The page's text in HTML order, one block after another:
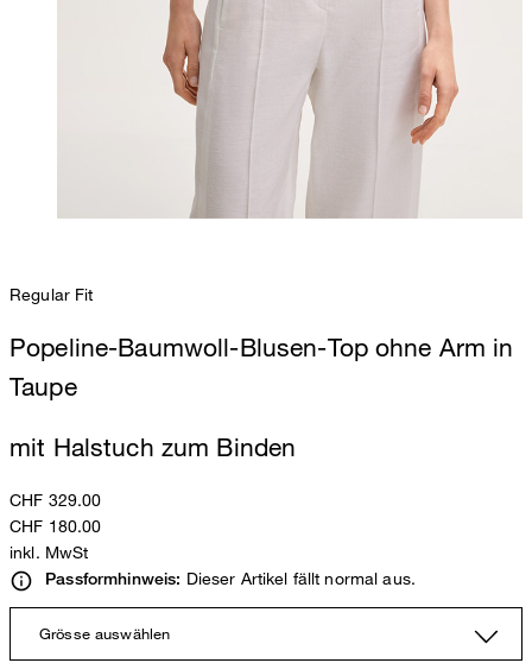
Regular Fit
Popeline-Baumwoll-Blusen-Top ohne Arm in
Taupe
mit Halstuch zum Binden
CHF 329.00
CHF 180.00
inkl. MwSt
Passformhinweis: Dieser Artikel fällt normal aus.
Grösse auswählen